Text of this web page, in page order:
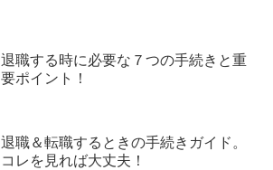
退職する時に必要な７つの手続きと重
要ポイント！
退職＆転職するときの手続きガイド。
コレを見れば大丈夫！